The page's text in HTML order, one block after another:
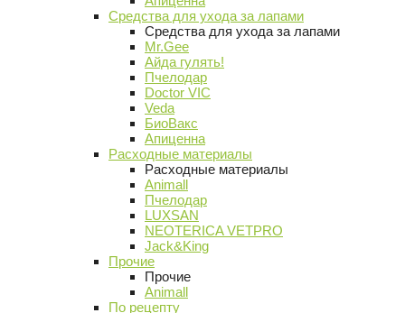
Средства для ухода за лапами
Средства для ухода за лапами
Mr.Gee
Айда гулять!
Пчелодар
Doctor VIC
Veda
БиоВакс
Апиценна
Расходные материалы
Расходные материалы
Animall
Пчелодар
LUXSAN
NEOTERICA VETPRO
Jack&King
Прочие
Прочие
Animall
По рецепту